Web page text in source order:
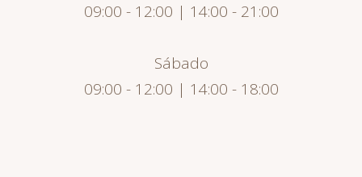
09:00 - 12:00 | 14:00 - 21:00
Sábado
09:00 - 12:00 | 14:00 - 18:00